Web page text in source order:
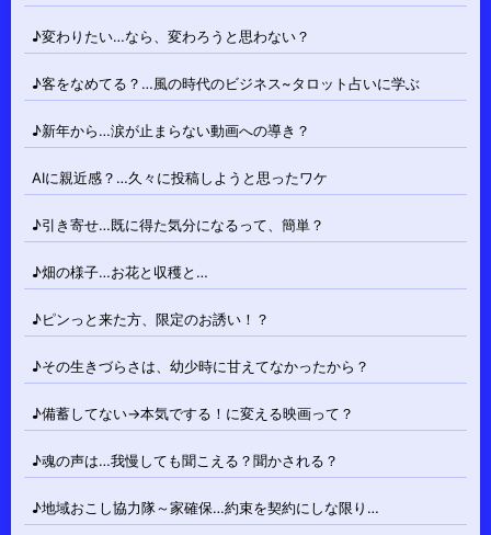
♪変わりたい…なら、変わろうと思わない？
♪客をなめてる？…風の時代のビジネス~タロット占いに学ぶ
♪新年から…涙が止まらない動画への導き？
AIに親近感？…久々に投稿しようと思ったワケ
♪引き寄せ…既に得た気分になるって、簡単？
♪畑の様子…お花と収穫と…
♪ピンっと来た方、限定のお誘い！？
♪その生きづらさは、幼少時に甘えてなかったから？
♪備蓄してない→本気でする！に変える映画って？
♪魂の声は…我慢しても聞こえる？聞かされる？
♪地域おこし協力隊～家確保…約束を契約にしな限り…